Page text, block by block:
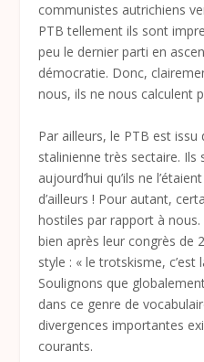
communistes autrichiens
PTB tellement ils sont
peu le dernier parti en
démocratie. Donc,
nous, ils ne nous calculent
Par ailleurs, le PTB est issu
stalinienne très sectaire.
aujourd’hui qu’ils ne
d’ailleurs ! Pour autant,
hostiles par rapport à
bien après leur congrès de
style : « le trotskisme, c’est
Soulignons que
dans ce genre de
divergences importantes
courants.